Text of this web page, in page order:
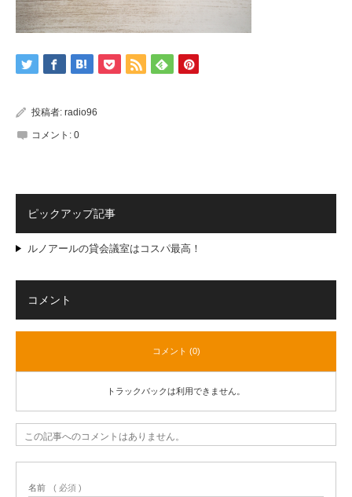
投稿者: radio96
コメント: 0
ピックアップ記事
ルノアールの貸会議室はコスパ最高！
コメント
コメント (0)
トラックバックは利用できません。
この記事へのコメントはありません。
名前 ( 必須 )